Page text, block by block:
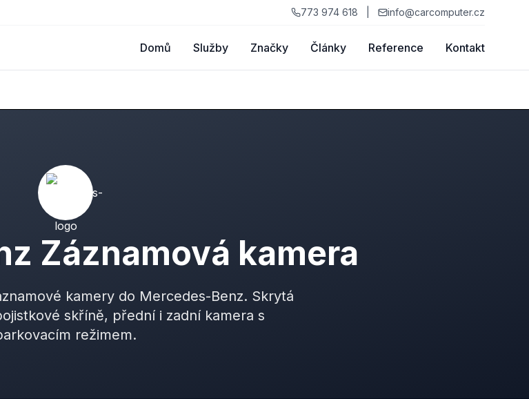
773 974 618 info@carcomputer.cz
Domů Služby Značky Články Reference Kontakt
Záznamová kamera
kamery do Mercedes-Benz. Skrytá
skříně, přední i zadní kamera s
režimem.